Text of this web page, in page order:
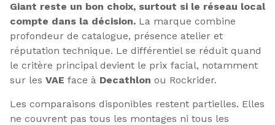
Giant reste un bon choix, surtout si le réseau local
compte dans la décision. La marque combine
profondeur de catalogue, présence atelier et
réputation technique. Le différentiel se réduit quand
le critère principal devient le prix facial, notamment
sur les VAE face à Decathlon ou Rockrider.
Les comparaisons disponibles restent partielles. Elles
ne couvrent pas tous les montages ni tous les